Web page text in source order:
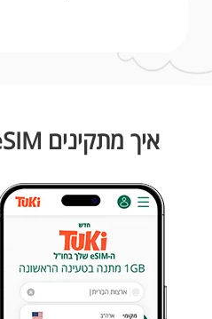
איך מתקינים eSIM לפני הטיסה?